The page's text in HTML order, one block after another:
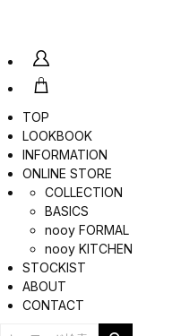
TOP
LOOKBOOK
INFORMATION
ONLINE STORE
COLLECTION
BASICS
nooy FORMAL
nooy KITCHEN
STOCKIST
ABOUT
CONTACT